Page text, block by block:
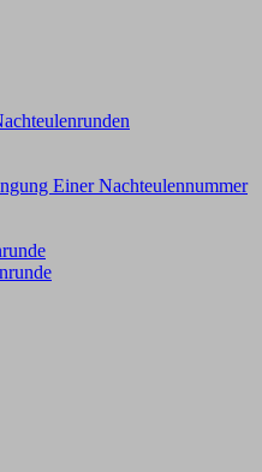
Einer Nachteulennummer